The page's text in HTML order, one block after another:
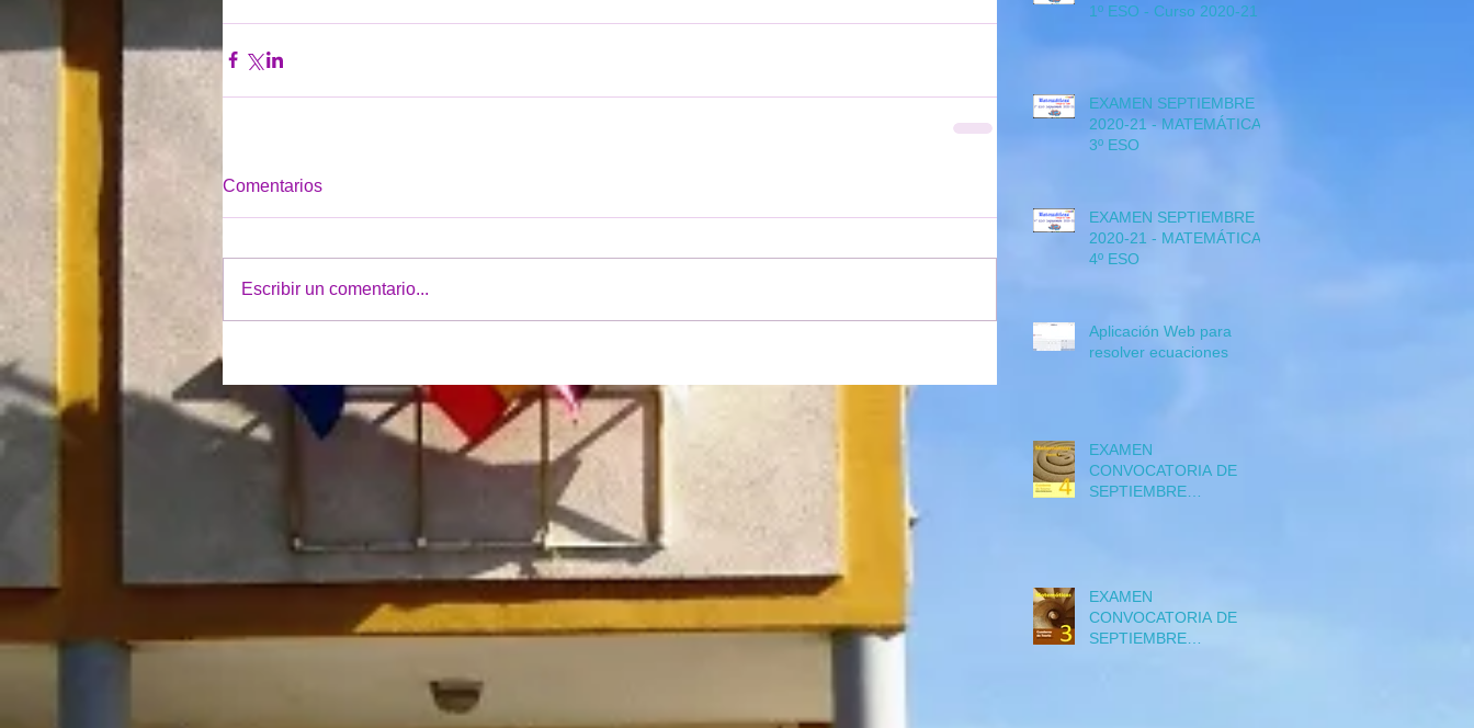
Comentarios
Escribir un comentario...
1º ESO - Curso 2020-21
EXAMEN SEPTIEMBRE
2020-21 - MATEMÁTICAS
3º ESO
EXAMEN SEPTIEMBRE
2020-21 - MATEMÁTICAS
4º ESO
Aplicación Web para
resolver ecuaciones
EXAMEN
CONVOCATORIA DE
SEPTIEMBRE
EXAMEN
CONVOCATORIA DE
SEPTIEMBRE